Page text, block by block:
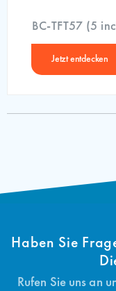
BC-TFT57 (5
Jetzt entdecken
Haben Sie
Rufen Sie uns an